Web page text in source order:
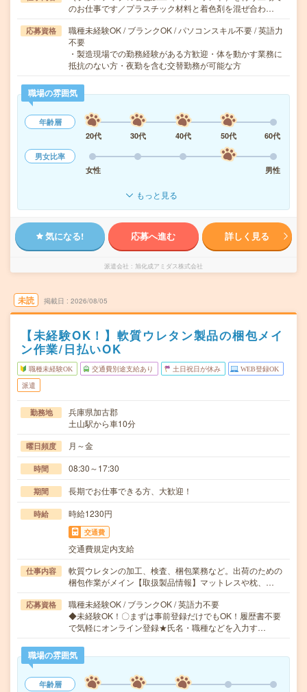
のお仕事です／プラスチック材料と着色剤を混ぜ合わ…
応募資格
職種未経験OK / ブランクOK / パソコンスキル不要 / 英語力
不要
・製造現場での勤務経験がある方歓迎・体を動かす業務に
抵抗のない方・夜勤を含む交替勤務が可能な方
職場の雰囲気
年齢層
20代
30代 40代 50代
60代
男女比率
女性
男性
もっと見る
気になる! 応募へ進む 詳しく見る
派遣会社 旭化成アミダス株式会社
未読 掲載日 2026/08/05
【未経験OK！】軟質ウレタン製品の梱包メイ
ン作業/日払いOK
職種未経験OK 交通費別途支給あり 土日祝日が休み WEB登録OK
派遣
勤務地
兵庫県加古郡
土山駅から車10分
曜日頻度 月～金
時間 08:30～17:30
期間 長期でお仕事できる方、大歓迎！
時給 時給1230円
交通費
交通費規定内支給
仕事内容
軟質ウレタンの加工、検査、梱包業務など。出荷のための
梱包作業がメイン【取扱製品情報】マットレスや枕、…
応募資格
職種未経験OK / ブランクOK / 英語力不要
◆未経験OK！〇まずは事前登録だけでもOK！履歴書不要
で気軽にオンライン登録★氏名・職種などを入力す…
職場の雰囲気
年齢層